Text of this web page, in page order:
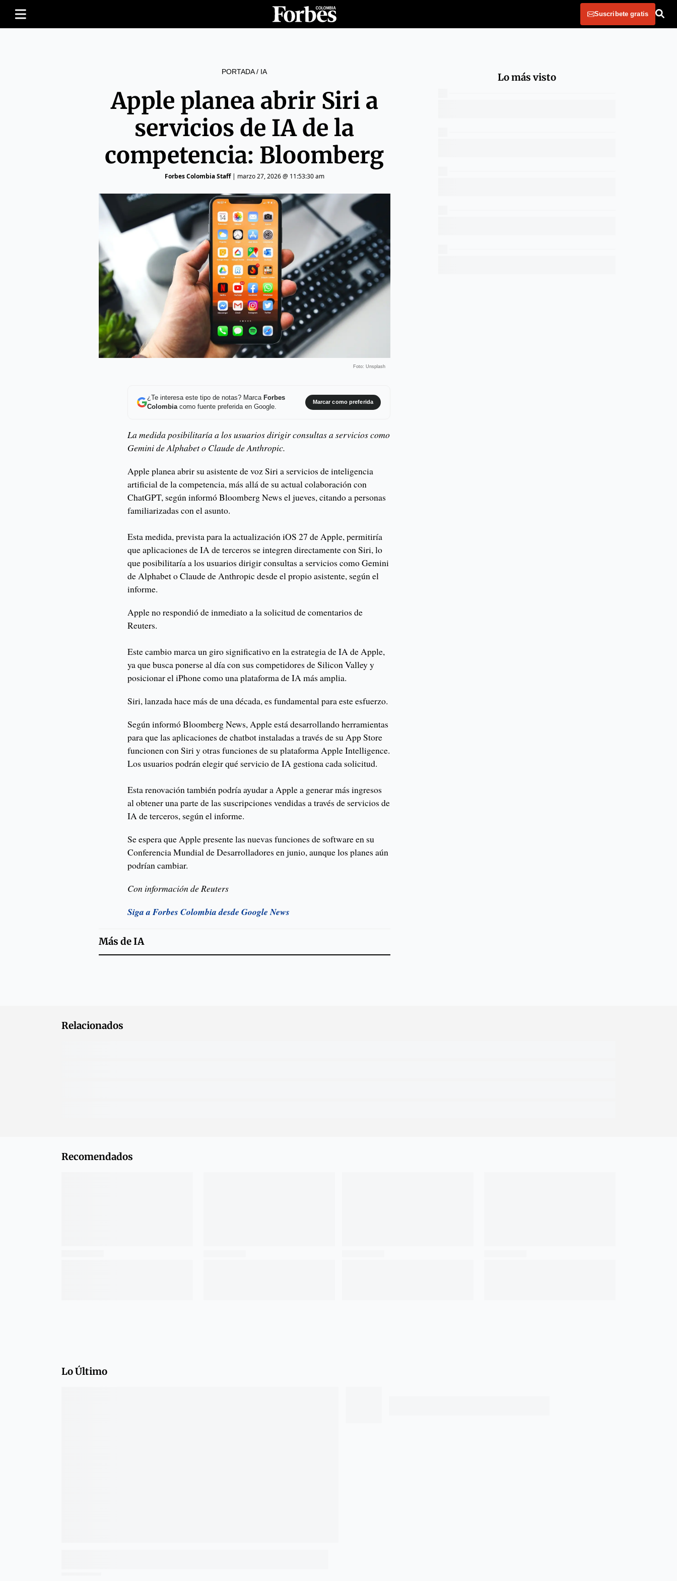
Suscribete gratis
PORTADA/ IA
Apple planea abrir Siri a
servicios de IA de la
competencia: Bloomberg
Forbes Colombia Staff| marzo 27, 2026 @ 11:53:30 am
Foto: Unsplash
¿Te interesa este tipo de notas? Marca Forbes
Colombiacomo fuente preferida en Google.
Marcar como preferida
La medida posibilitaría a los usuarios dirigir consultas a servicios como
Gemini de Alphabet o Claude de Anthropic.
Apple planea abrir su asistente de voz Siri a servicios de inteligencia
artificial de la competencia, más allá de su actual colaboración con
ChatGPT, según informó Bloomberg News el jueves, citando a personas
familiarizadas con el asunto.
Esta medida, prevista para la actualización iOS 27 de Apple, permitiría
que aplicaciones de IA de terceros se integren directamente con Siri, lo
que posibilitaría a los usuarios dirigir consultas a servicios como Gemini
de Alphabet o Claude de Anthropic desde el propio asistente, según el
informe.
Apple no respondió de inmediato a la solicitud de comentarios de
Reuters.
Este cambio marca un giro significativo en la estrategia de IA de Apple,
ya que busca ponerse al día con sus competidores de Silicon Valley y
posicionar el iPhone como una plataforma de IA más amplia.
Siri, lanzada hace más de una década, es fundamental para este esfuerzo.
Según informó Bloomberg News, Apple está desarrollando herramientas
para que las aplicaciones de chatbot instaladas a través de su App Store
funcionen con Siri y otras funciones de su plataforma Apple Intelligence.
Los usuarios podrán elegir qué servicio de IA gestiona cada solicitud.
Esta renovación también podría ayudar a Apple a generar más ingresos
al obtener una parte de las suscripciones vendidas a través de servicios de
IA de terceros, según el informe.
Se espera que Apple presente las nuevas funciones de software en su
Conferencia Mundial de Desarrolladores en junio, aunque los planes aún
podrían cambiar.
Con información de Reuters
Siga a Forbes Colombia desde Google News
Más deIA
Lo más visto
Relacionados
Recomendados
Lo Último